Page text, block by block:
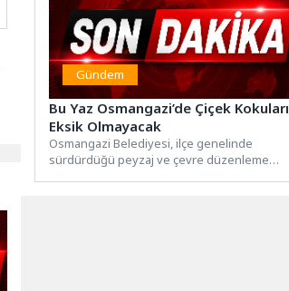
Gündem
Bu Yaz Osmangazi’de Çiçek Kokuları
Eksik Olmayacak
Osmangazi Belediyesi, ilçe genelinde
sürdürdüğü peyzaj ve çevre düzenleme